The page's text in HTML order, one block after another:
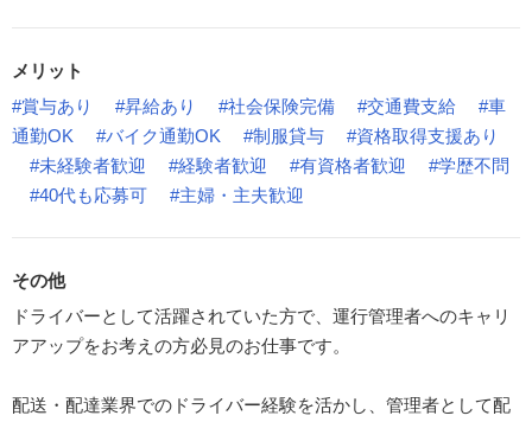
メリット
#賞与あり
#昇給あり #社会保険完備 #交通費支給
#車
通勤OK
#バイク通勤OK #制服貸与
#資格取得支援あり
#未経験者歓迎
#経験者歓迎 #有資格者歓迎
#学歴不問
#40代も応募可
#主婦・主夫歓迎
その他
ドライバーとして活躍されていた方で、運行管理者へのキャリ
アアップをお考えの方必見のお仕事です。
配送・配達業界でのドライバー経験を活かし、管理者として配